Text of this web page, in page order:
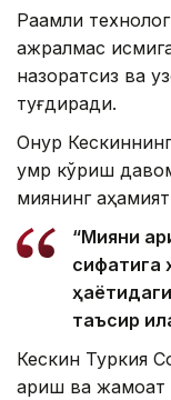
Рақамли
ажралмас
назоратсиз ва
туғдиради.
Онур
умр кўриш
миянинг
“Мияни
сифатига
таъсир
Кескин Туркия
қариш ва жамоат